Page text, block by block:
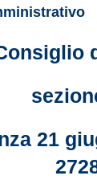
21